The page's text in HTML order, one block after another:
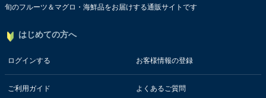
旬のフルーツ＆マグロ・海鮮品をお届けする通販サイトです
はじめての方へ
ログインする お客様情報の登録
ご利用ガイド よくあるご質問